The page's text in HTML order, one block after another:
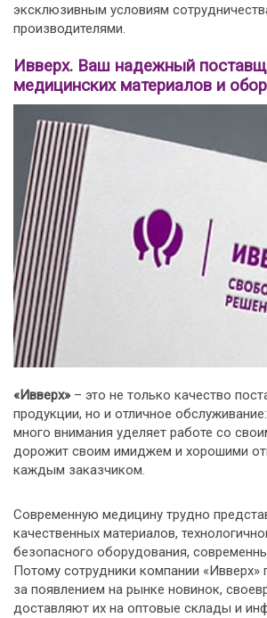
эксклюзивным условиям
производителями.
Ивверх. Ваш надежный
медицинских материалов и
«Ивверх»– это не только качество
продукции, но и отличное
много внимания уделяет работе со
дорожит своим имиджем и хорошими
каждым заказчиком.
Современную медицину трудно
качественных материалов,
безопасного оборудования,
Потому сотрудники компании «Ивверх»
за появлением на рынке новинок,
доставляют их на оптовые склады и